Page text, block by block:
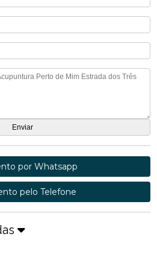
por Whatsapp
pelo Telefone